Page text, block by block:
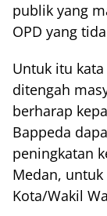
publik yang
OPD yang
Untuk itu
ditengah
berharap
Bappeda
peningkatan
Medan,
Kota/Wakil